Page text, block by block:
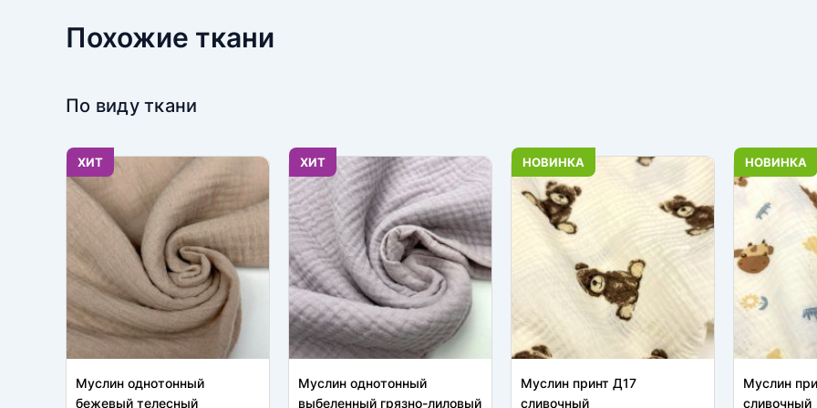
Похожие ткани
По виду ткани
ХИТ
Муслин однотонный
бежевый телесный
ХИТ
Муслин однотонный
выбеленный грязно-лиловый
НОВИНКА
Муслин принт Д17
сливочный
НОВИНКА
Муслин
сливочный